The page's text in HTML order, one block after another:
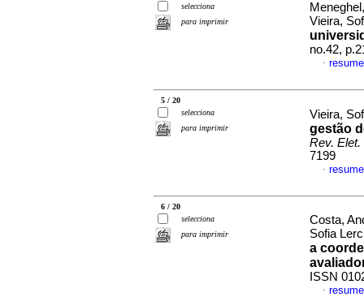
selecciona
para imprimir
Vieira,
no.42,
·
5 / 20
selecciona
para imprimir
Vieira,
gestão
Rev. Elet.
7199
·
6 / 20
selecciona
para imprimir
Costa,
Sofia
a
ISSN
·